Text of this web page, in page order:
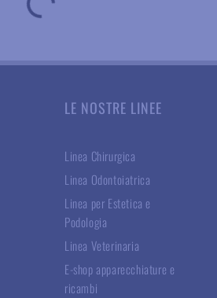
LE NOSTRE LINEE
Linea Chirurgica
Linea Odontoiatrica
Linea per Estetica e
Podologia
Linea Veterinaria
E-shop apparecchiature e
ricambi